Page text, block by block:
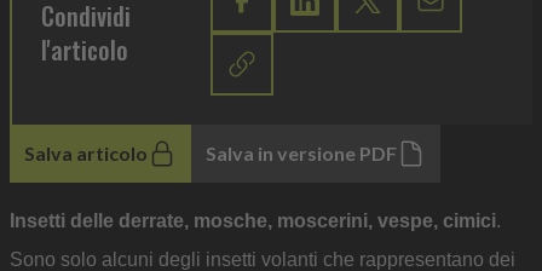
Condividi
l'articolo
Salva articolo Salva in versione PDF
Insetti delle derrate, mosche, moscerini, vespe, cimici.
Sono solo alcuni degli insetti volanti che rappresentano dei